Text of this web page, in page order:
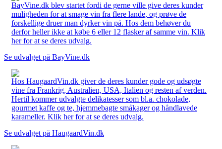
BayVine.dk blev startet fordi de gerne ville give deres kunder
muligheden for at smage vin fra flere lande, og prøve de
forskellige druer man dyrker vin på. Hos dem behøver du
derfor heller ikke at købe 6 eller 12 flasker af samme vin. Klik
her for at se deres udvalg.
Se udvalget på BayVine.dk
Hos HaugaardVin.dk giver de deres kunder gode og udsøgte
vine fra Frankrig, Australien, USA, Italien og resten af verden.
Hertil kommer udvalgte delikatesser som bl.a. chokolade,
gourmet kaffe og te, hjemmebagte småkager og håndlavede
karameller. Klik her for at se deres udvalg.
Se udvalget på HaugaardVin.dk